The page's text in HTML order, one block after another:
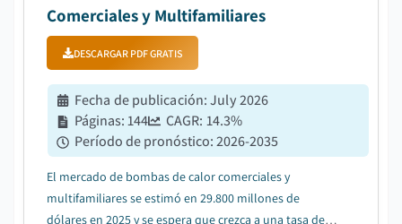
Comerciales y Multifamiliares
DESCARGAR PDF GRATIS
Fecha de publicación:July 2026
Páginas:144 CAGR: 14.3%
Período de pronóstico:2026-2035
El mercado de bombas de calor comerciales y
multifamiliares se estimó en 29.800 millones de
dólares en 2025 y se espera que crezca a una tasa de